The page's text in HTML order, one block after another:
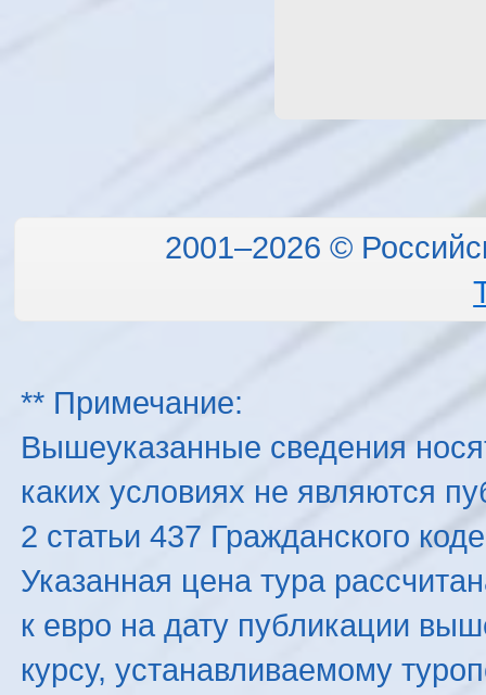
2001–2026 ©
** Примечание:
Вышеуказанные сведения
каких условиях не являются
2 статьи 437 Гражданского
Указанная цена тура
к евро на дату публикации
курсу, устанавливаемому